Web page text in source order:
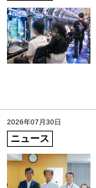
2026年07月30日
ニュース